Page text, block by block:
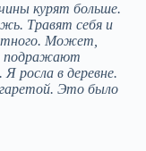
курят больше.
Травят себя и
Может,
подражают
росла в деревне.
Это было